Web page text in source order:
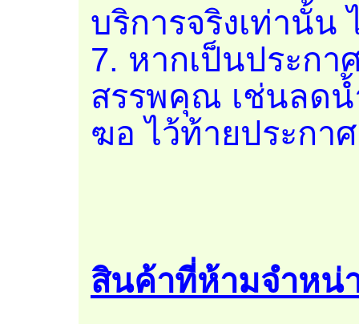
บริการจริงเท่านั้น
7. หากเป็นประก
สรรพคุณ เช่นลดน้
ฆอ ไว้ท้ายประกาศ
สินค้าที่ห้ามจำหน่